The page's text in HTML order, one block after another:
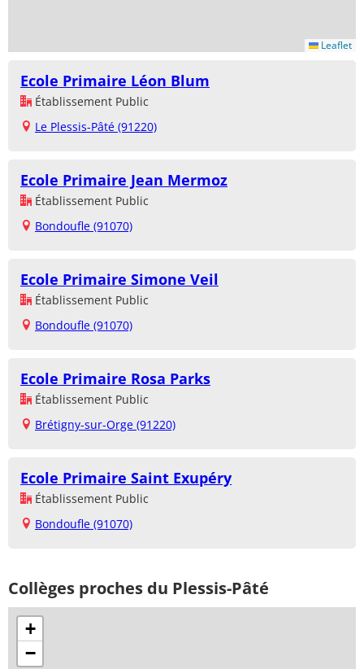
Leaflet
Ecole Primaire Léon Blum
Établissement Public
Le Plessis-Pâté (91220)
Ecole Primaire Jean Mermoz
Établissement Public
Bondoufle (91070)
Ecole Primaire Simone Veil
Établissement Public
Bondoufle (91070)
Ecole Primaire Rosa Parks
Établissement Public
Brétigny-sur-Orge (91220)
Ecole Primaire Saint Exupéry
Établissement Public
Bondoufle (91070)
Collèges proches du Plessis-Pâté
+
−